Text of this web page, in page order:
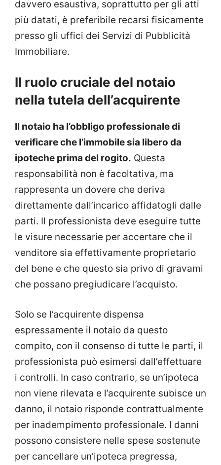
davvero esaustiva, soprattutto per gli atti
più datati, è preferibile recarsi fisicamente
presso gli uffici dei Servizi di Pubblicità
Immobiliare.
Il ruolo cruciale del notaio
nella tutela dell’acquirente
Il notaio ha l’obbligo professionale di
verificare che l’immobile sia libero da
ipoteche prima del rogito. Questa
responsabilità non è facoltativa, ma
rappresenta un dovere che deriva
direttamente dall’incarico affidatogli dalle
parti. Il professionista deve eseguire tutte
le visure necessarie per accertare che il
venditore sia effettivamente proprietario
del bene e che questo sia privo di gravami
che possano pregiudicare l’acquisto.
Solo se l’acquirente dispensa
espressamente il notaio da questo
compito, con il consenso di tutte le parti, il
professionista può esimersi dall’effettuare
i controlli. In caso contrario, se un’ipoteca
non viene rilevata e l’acquirente subisce un
danno, il notaio risponde contrattualmente
per inadempimento professionale. I danni
possono consistere nelle spese sostenute
per cancellare un’ipoteca pregressa,